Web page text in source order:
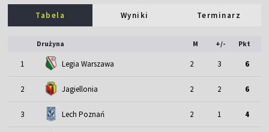
Tabela Wyniki Terminarz
Drużyna M +/- Pkt
1 Legia Warszawa 2 3 6
2 Jagiellonia 2 2 6
3 Lech Poznań 2 1 4